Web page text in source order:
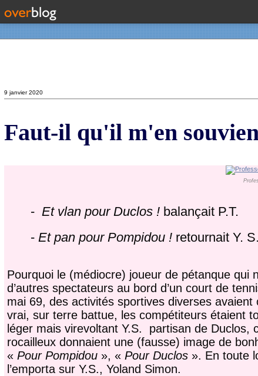
9 janvier 2020
Faut-il qu'il m'en
- Et vlan pour Duclos !balançait P.T.
- Et pan pour Pompidou !retournait Y.
Pourquoi le (médiocre) joueur de pétanque qui
d’autres spectateurs au bord d’un court de
mai 69, des activités sportives diverses
vrai, sur terre battue, les compétiteurs étaient
léger mais virevoltant Y.S. partisan de Duclos,
rocailleux donnaient une (fausse) image de
« Pour Pompidou», « Pour Duclos». En toute
l’emporta sur Y.S., Yoland Simon.